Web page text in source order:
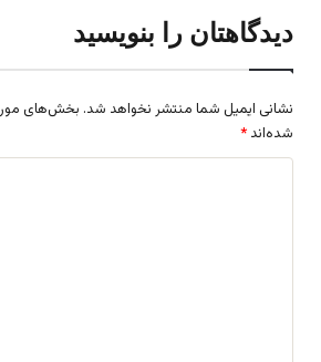
دیدگاهتان را بنویسید
نشانی ایمیل شما منتشر نخواهد شد. بخش‌های
شده‌اند *